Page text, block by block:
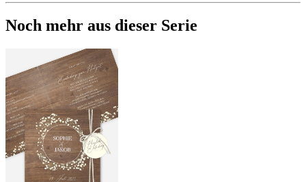
Noch mehr aus dieser Serie